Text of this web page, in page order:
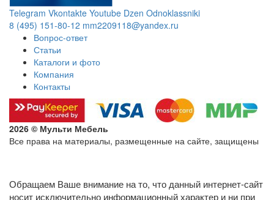
Telegram Vkontakte Youtube Dzen Odnoklassniki
8 (495) 151-80-12 mm2209118@yandex.ru
Вопрос-ответ
Статьи
Каталоги и фото
Компания
Контакты
2026 © Мульти Мебель
Все права на материалы, размещенные на сайте, защищены
Обращаем Ваше внимание на то, что данный интернет-сайт
носит исключительно информационный характер и ни при